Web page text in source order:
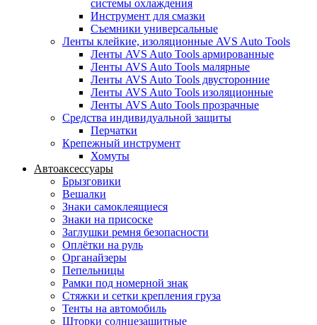
системы охлаждения
Инструмент для смазки
Съемники универсальные
Ленты клейкие, изоляционные AVS Auto Tools
Ленты AVS Auto Tools армированные
Ленты AVS Auto Tools малярные
Ленты AVS Auto Tools двусторонние
Ленты AVS Auto Tools изоляционные
Ленты AVS Auto Tools прозрачные
Средства индивидуальной защиты
Перчатки
Крепежный инструмент
Хомуты
Автоаксессуары
Брызговики
Вешалки
Знаки самоклеящиеся
Знаки на присоске
Заглушки ремня безопасности
Оплётки на руль
Органайзеры
Пепельницы
Рамки под номерной знак
Стяжки и сетки крепления груза
Тенты на автомобиль
Шторки солнцезащитные